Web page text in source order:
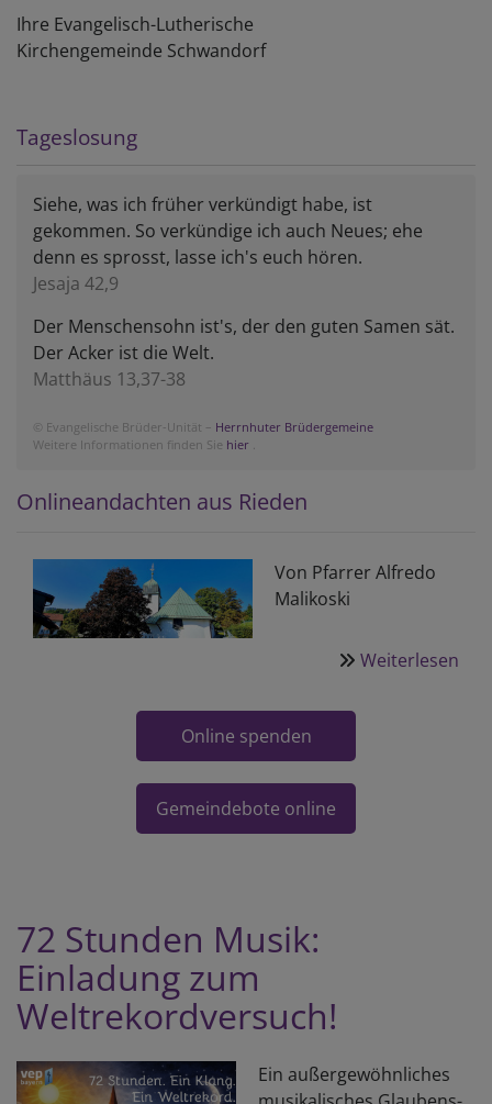
Ihre Evangelisch-Lutherische
Kirchengemeinde Schwandorf
Tageslosung
Siehe, was ich früher verkündigt habe, ist
gekommen. So verkündige ich auch Neues; ehe
denn es sprosst, lasse ich's euch hören.
Jesaja 42,9
Der Menschensohn ist's, der den guten Samen sät.
Der Acker ist die Welt.
Matthäus 13,37-38
© Evangelische Brüder-Unität – Herrnhuter Brüdergemeine
Weitere Informationen finden Sie hier .
Onlineandachten aus Rieden
Von Pfarrer Al­fre­do
Mali­koski
Weiterlesen
Online spenden
Gemeindebote online
Onlineandachten
72 Stunden Musik:
Einladung zum
Weltrekordversuch!
Ein außer­ge­wöhn­liches